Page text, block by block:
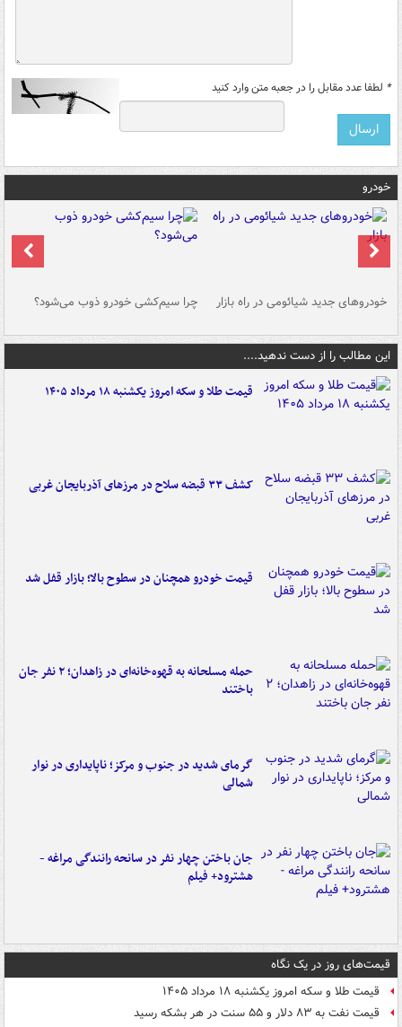
* لطفا عدد مقابل را در جعبه متن وارد کنید
خودرو
خودروهای جدید شیائومی در راه بازار چرا سیم‌کشی خودرو ذوب می‌شود؟
این مطالب را از دست ندهید....
قیمت طلا و سکه امروز یکشنبه ۱۸ مرداد ۱۴۰۵
کشف ۳۳ قبضه سلاح در مرزهای آذربایجان غربی
قیمت خودرو همچنان در سطوح بالا؛ بازار قفل شد
حمله مسلحانه به قهوه‌خانه‌ای در زاهدان؛ ۲ نفر جان
باختند
گرمای شدید در جنوب و مرکز؛ ناپایداری در نوار
شمالی
جان باختن چهار نفر در سانحه رانندگی مراغه -
هشترود+ فیلم
قیمت‌های روز در یک نگاه
قیمت طلا و سکه امروز یکشنبه ۱۸ مرداد ۱۴۰۵
قیمت نفت به ۸۳ دلار و ۵۵ سنت در هر بشکه رسید